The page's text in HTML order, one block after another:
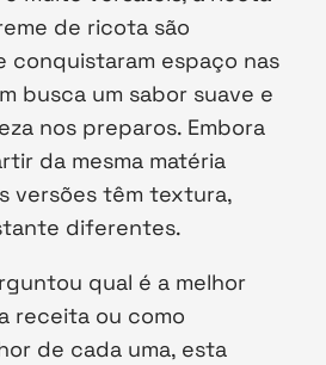
de ricota são
conquistaram espaço nas
busca um sabor suave e
nos preparos. Embora
da mesma matéria
versões têm textura,
diferentes.
qual é a melhor
receita ou como
de cada uma, esta